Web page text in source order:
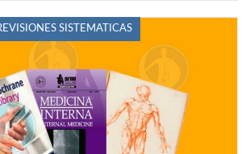
SISTEMATICAS